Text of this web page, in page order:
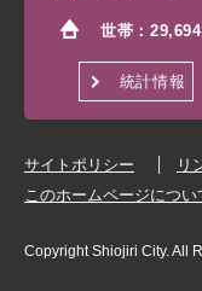
世帯：29,694
統計情報
サイトポリシー
リ
このホームページについ
Copyright Shiojiri City. All